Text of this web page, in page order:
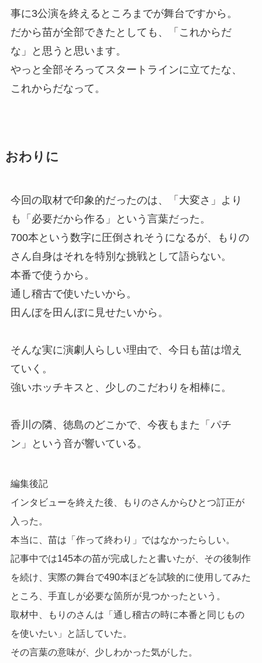
事に3公演を終えるところまでが舞台ですから。
だから苗が全部できたとしても、「これからだ
な」と思うと思います。
やっと全部そろってスタートラインに立てたな、
これからだなって。
おわりに
今回の取材で印象的だったのは、「大変さ」より
も「必要だから作る」という言葉だった。
700本という数字に圧倒されそうになるが、もりの
さん自身はそれを特別な挑戦として語らない。
本番で使うから。
通し稽古で使いたいから。
田んぼを田んぼに見せたいから。
そんな実に演劇人らしい理由で、今日も苗は増え
ていく。
強いホッチキスと、少しのこだわりを相棒に。
香川の隣、徳島のどこかで、今夜もまた「パチ
ン」という音が響いている。
編集後記
インタビューを終えた後、もりのさんからひとつ訂正が
入った。
本当に、苗は「作って終わり」ではなかったらしい。
記事中では145本の苗が完成したと書いたが、その後制作
を続け、実際の舞台で490本ほどを試験的に使用してみた
ところ、手直しが必要な箇所が見つかったという。
取材中、もりのさんは「通し稽古の時に本番と同じもの
を使いたい」と話していた。
その言葉の意味が、少しわかった気がした。